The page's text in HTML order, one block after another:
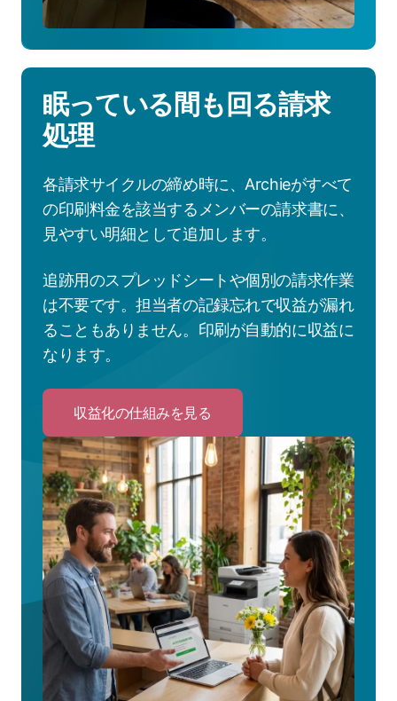
細
を
見
眠っている間も回る請求
処理
各請求サイクルの締め時に、Archieがすべて
の印刷料金を該当するメンバーの請求書に、
見やすい明細として追加します。
追跡用のスプレッドシートや個別の請求作業
は不要です。担当者の記録忘れで収益が漏れ
ることもありません。印刷が自動的に収益に
なります。
収益化の仕組みを見る
to
収
益
化
の
仕
組
み
を
見
る